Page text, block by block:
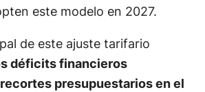
este modelo en 2027.
de este ajuste tarifario
déficits financieros
presupuestarios en el